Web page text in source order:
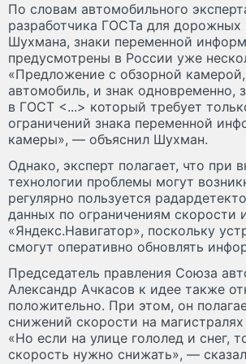
По словам автомобильного
разработчика ГОСТа для дорожных
Шухмана, знаки переменной
предусмотрены в России уже
«Предложение с обзорной
автомобиль, и знак одновременно,
в ГОСТ <...> который требует
ограничений знака переменной
камеры», — объяснил Шухман.
Однако, эксперт полагает, что при
технологии проблемы могут
регулярно пользуется
данных по ограничениям скорости
«Яндекс.Навигатор», поскольку
смогут оперативно обновлять
Председатель правления Союза
Александр Ачкасов к идее также
положительно. При этом, он
снижений скорости на
«Но если на улице гололед и снег,
скорость нужно снижать», —